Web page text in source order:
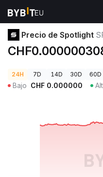
Precios de Criptomonedas
Precio de Spotlight
24H 7D 14D 30D 60D
Bajo CHF 0.000000